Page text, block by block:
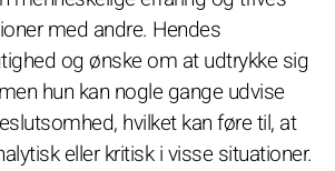
med andre. Hendes
og ønske om at udtrykke sig
hun kan nogle gange udvise
hvilket kan føre til, at
eller kritisk i visse situationer.